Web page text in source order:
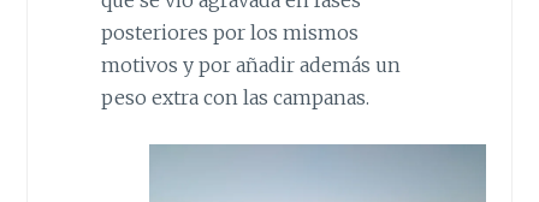
posteriores por los mismos
motivos y por añadir además un
peso extra con las campanas.